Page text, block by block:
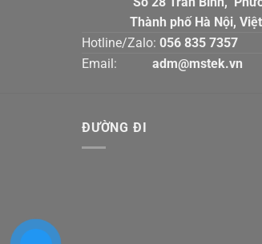
Thành phố Hà Nội, Việt
Hotline/Zalo: 056 835 7357
Email:
adm@mstek.vn
ĐƯỜNG ĐI